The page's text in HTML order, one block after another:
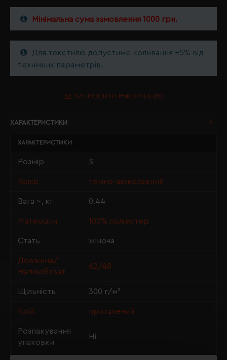
Мінімальна сума замовлення 1000 грн.
Для текстилю допустиме коливання ±5% від
технічних параметрів.
ЗАПРОСИТИ ІНФОРМАЦІЮ
ХАРАКТЕРИСТИКИ
ХАРАКТЕРИСТИКИ
Розмір S
Колір темно-шоколадний
Вага ~, кг 0.44
Матеріали 100% поліестер
Стать жіноча
Довжина/
Напівобхват
62/48
Щільність 300 г/м²
Крій приталений
Розпакування
упаковки
Ні